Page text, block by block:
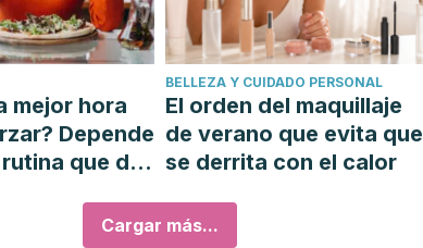
mejor hora
Depende
que del
BELLEZA Y CUIDADO PERSONAL
El orden del maquillaje
de verano que evita que
se derrita con el calor
Cargar más...